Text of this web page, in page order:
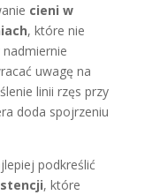
cieni w
, które nie
uwagę na
linii rzęs przy
doda spojrzeniu
podkreślić
, które